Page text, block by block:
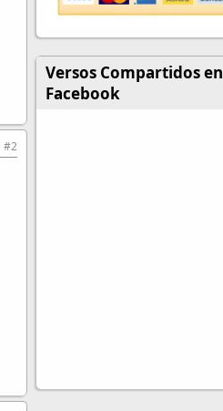
#2
Versos Compartidos en
Facebook